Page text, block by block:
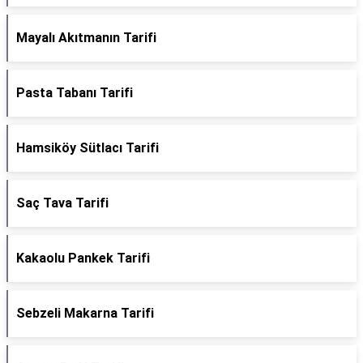
Mayalı Akıtmanın Tarifi
Pasta Tabanı Tarifi
Hamsiköy Sütlacı Tarifi
Saç Tava Tarifi
Kakaolu Pankek Tarifi
Sebzeli Makarna Tarifi